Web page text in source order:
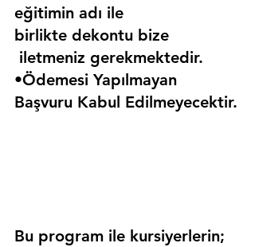
eğitimin adı ile
birlikte dekontu bize
iletmeniz gerekmektedir.
•Ödemesi Yapılmayan
Başvuru Kabul Edilmeyecektir.
Bu program ile kursiyerlerin;